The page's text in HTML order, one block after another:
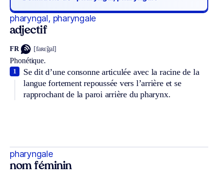
pharyngal, pharyngale
adjectif
FR [faʀɛ̃gal]
Phonétique.
Se dit d’une consonne articulée avec la racine de la
langue fortement repoussée vers l’arrière et se
rapprochant de la paroi arrière du pharynx.
1
pharyngale
nom féminin